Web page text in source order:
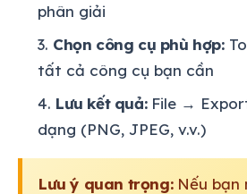
phân giải
Chọn công cụ phù hợp:
tất cả công cụ bạn cần
Lưu kết quả:File →
dạng (PNG, JPEG, v.v.)
Lưu ý quan trọng:Nếu bạn